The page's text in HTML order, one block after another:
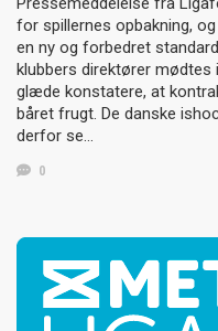
for spillernes opbakning,
en ny og forbedret
klubbers direktører mødtes
glæde konstatere, at
båret frugt. De danske
derfor se…
0